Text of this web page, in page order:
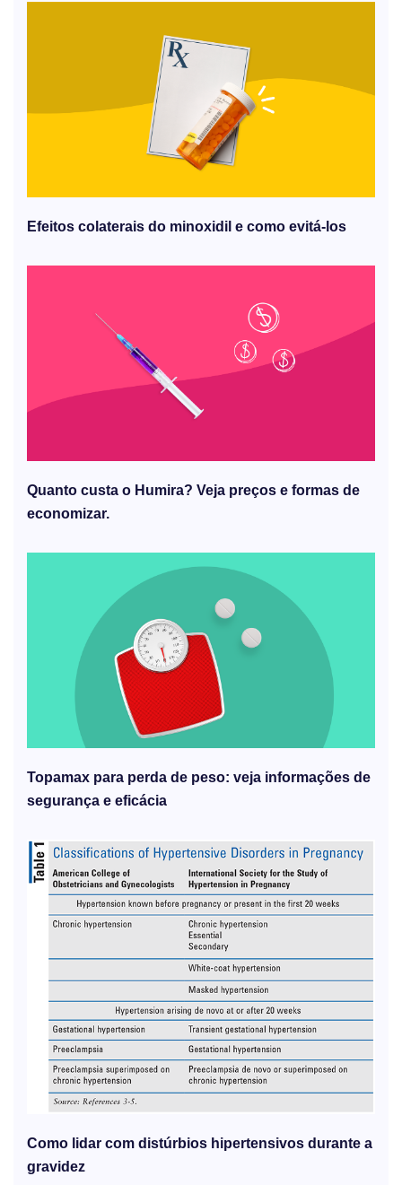
Efeitos colaterais do minoxidil e como evitá-los
Quanto custa o Humira? Veja preços e formas de
economizar.
Topamax para perda de peso: veja informações de
segurança e eficácia
Como lidar com distúrbios hipertensivos durante a
gravidez